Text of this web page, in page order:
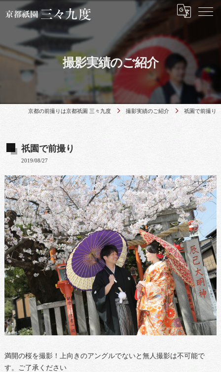
撮影実績のご紹介
京都の前撮りは京都祇園 三々九度 撮影実績のご紹介 祇園で前撮り
祇園で前撮り
2019/08/27
満開の桜を撮影！上向きのアングルでないと無人撮影は不可能で
す。ご了承ください